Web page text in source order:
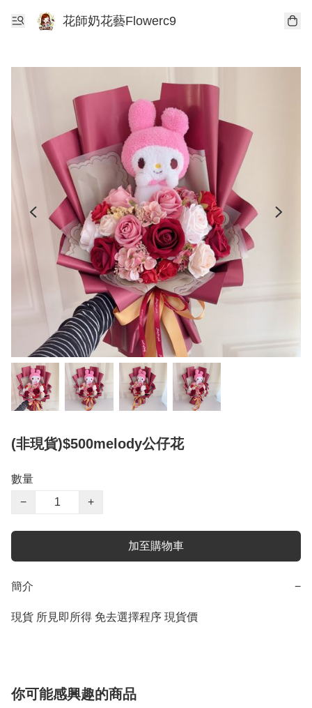
花師奶花藝Flowerc9
(非現貨)$500melody公仔花
數量
−
+
加至購物車
簡介 −
現貨 所見即所得 免去選擇程序 現貨價
你可能感興趣的商品